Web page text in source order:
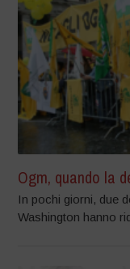
Ogm, quando la
In pochi giorni, due
Washington hanno